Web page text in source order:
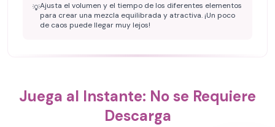
💡Ajusta el volumen y el tiempo de los diferentes elementos
para crear una mezcla equilibrada y atractiva. ¡Un poco
de caos puede llegar muy lejos!
Juega al Instante: No se Requiere
Descarga